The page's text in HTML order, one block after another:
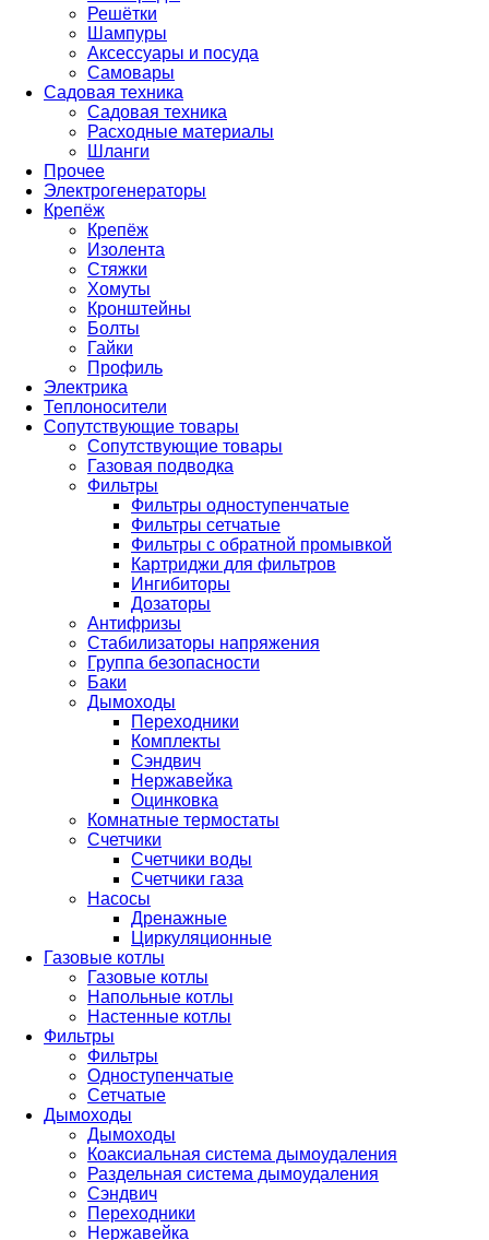
Решётки
Шампуры
Аксессуары и посуда
Самовары
Садовая техника
Садовая техника
Расходные материалы
Шланги
Прочее
Электрогенераторы
Крепёж
Крепёж
Изолента
Стяжки
Хомуты
Кронштейны
Болты
Гайки
Профиль
Электрика
Теплоносители
Сопутствующие товары
Сопутствующие товары
Газовая подводка
Фильтры
Фильтры одноступенчатые
Фильтры сетчатые
Фильтры с обратной промывкой
Картриджи для фильтров
Ингибиторы
Дозаторы
Антифризы
Стабилизаторы напряжения
Группа безопасности
Баки
Дымоходы
Переходники
Комплекты
Сэндвич
Нержавейка
Оцинковка
Комнатные термостаты
Счетчики
Счетчики воды
Счетчики газа
Насосы
Дренажные
Циркуляционные
Газовые котлы
Газовые котлы
Напольные котлы
Настенные котлы
Фильтры
Фильтры
Одноступенчатые
Сетчатые
Дымоходы
Дымоходы
Коаксиальная система дымоудаления
Раздельная система дымоудаления
Сэндвич
Переходники
Нержавейка